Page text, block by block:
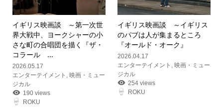
イギリス映画談 ～第一次世
界大戦中、ヨークシャーの小
さな町の合唱団を描く『ザ・
コラール ...
2026.05.17
エンターテイメント
映画・ミュー
ジカル
190 views
ROKU
イギリス映画談 ～イギリス
のパブは人が集まるところ
『オールド・オーク』
2026.04.17
エンターテイメント
,映画・ミュー
ジカル
254 views
ROKU